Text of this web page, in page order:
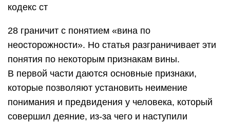
кодекс ст
28 граничит с понятием «вина по
неосторожности». Но статья разграничивает эти
понятия по некоторым признакам вины.
В первой части даются основные признаки,
которые позволяют установить неимение
понимания и предвидения у человека, который
совершил деяние, из-за чего и наступили